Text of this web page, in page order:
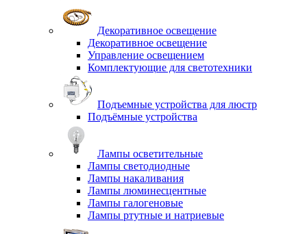
Декоративное освещение
Декоративное освещение
Управление освещением
Комплектующие для светотехники
Подъемные устройства для люстр
Подъёмные устройства
Лампы осветительные
Лампы светодиодные
Лампы накаливания
Лампы люминесцентные
Лампы галогеновые
Лампы ртутные и натриевые